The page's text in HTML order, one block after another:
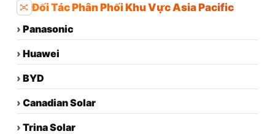
Đối Tác Phân Phối Khu Vực Asia Pacific
› Panasonic
› Huawei
› BYD
› Canadian Solar
› Trina Solar